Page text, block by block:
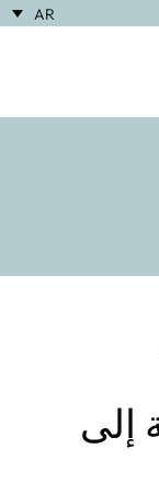
AR
إلى